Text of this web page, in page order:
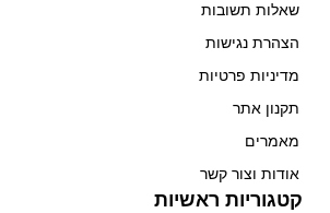
שאלות תשובות
הצהרת נגישות
מדיניות פרטיות
תקנון אתר
מאמרים
אודות וצור קשר
קטגוריות ראשיות